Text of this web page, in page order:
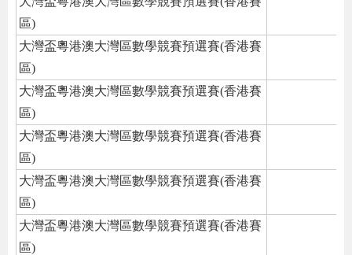
區)
大灣盃粵港澳大灣區數學競賽預選賽(香港賽
區)
大灣盃粵港澳大灣區數學競賽預選賽(香港賽
區)
大灣盃粵港澳大灣區數學競賽預選賽(香港賽
區)
大灣盃粵港澳大灣區數學競賽預選賽(香港賽
區)
大灣盃粵港澳大灣區數學競賽預選賽(香港賽
區)